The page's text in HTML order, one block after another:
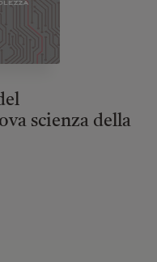
scienza della